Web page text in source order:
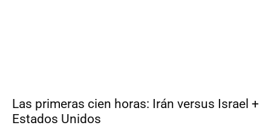
Las primeras cien horas: Irán versus Israel +
Estados Unidos